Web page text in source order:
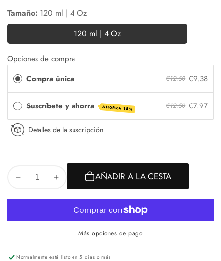
Tamaño: 120 ml | 4 Oz
120 ml | 4 Oz
120
|
Oz
Opciones de compra
Compra única
€12.50 €9.38
Suscríbete y ahorra AHORRA 15% €12.50 €7.97
Detalles de la suscripción
AÑADIR A LA CESTA
Más opciones de pago
Normalmente está listo en 5 días o más